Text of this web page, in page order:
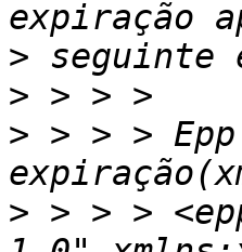
>
>
> > > > Epp
> > > >